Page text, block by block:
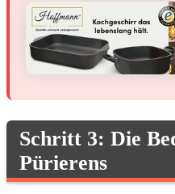
Schritt 3: Die
Pürierens